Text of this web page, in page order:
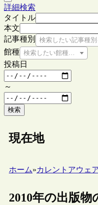
詳細検索
タイトル
本文
記事種別
検索したい記事種
館種 検索したい館種を選択し
投稿日
～
検索
現在地
ホーム»カレントアウェ
2010年の出版物